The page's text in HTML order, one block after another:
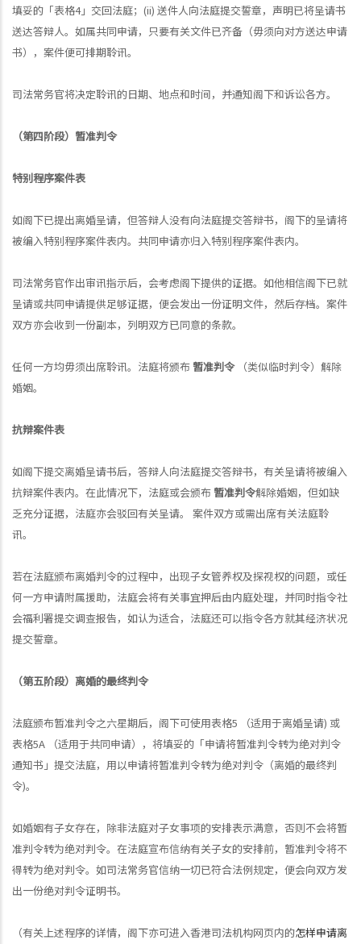
填妥的「表格4」交回法庭；(ii) 送件人向法庭提交誓章，声明已将呈请书
送达答辩人。如属共同申请，只要有关文件已齐备（毋须向对方送达申请
书），案件便可排期聆讯。
司法常务官将决定聆讯的日期、地点和时间，并通知阁下和诉讼各方。
（第四阶段）暂准判令
特别程序案件表
如阁下已提出离婚呈请，但答辩人没有向法庭提交答辩书，阁下的呈请将
被编入特别程序案件表内。共同申请亦归入特别程序案件表内。
司法常务官作出审讯指示后，会考虑阁下提供的证据。如他相信阁下已就
呈请或共同申请提供足够证据，便会发出一份证明文件，然后存档。案件
双方亦会收到一份副本，列明双方已同意的条款。
任何一方均毋须出席聆讯。法庭将颁布 暂准判令 （类似临时判令）解除
婚姻。
抗辩案件表
如阁下提交离婚呈请书后，答辩人向法庭提交答辩书，有关呈请将被编入
抗辩案件表内。在此情况下，法庭或会颁布 暂准判令解除婚姻，但如缺
乏充分证据，法庭亦会驳回有关呈请。 案件双方或需出席有关法庭聆
讯。
若在法庭颁布离婚判令的过程中，出现子女管养权及探视权的问题，或任
何一方申请附属援助，法庭会将有关事宜押后由内庭处理，并同时指令社
会福利署提交调查报告，如认为适合，法庭还可以指令各方就其经济状况
提交誓章。
（第五阶段）离婚的最终判令
法庭颁布暂准判令之六星期后，阁下可使用表格5 （适用于离婚呈请) 或
表格5A （适用于共同申请），将填妥的「申请将暂准判令转为绝对判令
通知书」提交法庭，用以申请将暂准判令转为绝对判令（离婚的最终判
令)。
如婚姻有子女存在，除非法庭对子女事项的安排表示满意，否则不会将暂
准判令转为绝对判令。在法庭宣布信纳有关子女的安排前，暂准判令将不
得转为绝对判令。如司法常务官信纳一切已符合法例规定，便会向双方发
出一份绝对判令证明书。
（有关上述程序的详情，阁下亦可进入香港司法机构网页内的怎样申请离